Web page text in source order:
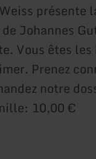
présente
Johannes
Vous êtes
Prenez
notre
10,00 €